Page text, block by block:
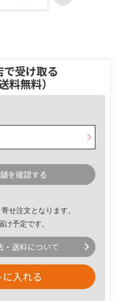
で受け取る
送料無料）
を確認する
せ注文となります。
け予定です。
・送料について
入れる